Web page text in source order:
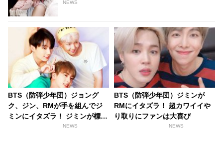
になるファンが続出[動画あり]
NEWS
BTS（防弾少年団）ジョング
ク、ジン、RMが手を組んでジ
ミンにイタズラ！ ジミンが標的
にされた理由とは・・
NEWS
BTS（防弾少年団）ジミンが
RMにイタズラ！ 超カワイイや
り取りにファンは大喜び
NEWS